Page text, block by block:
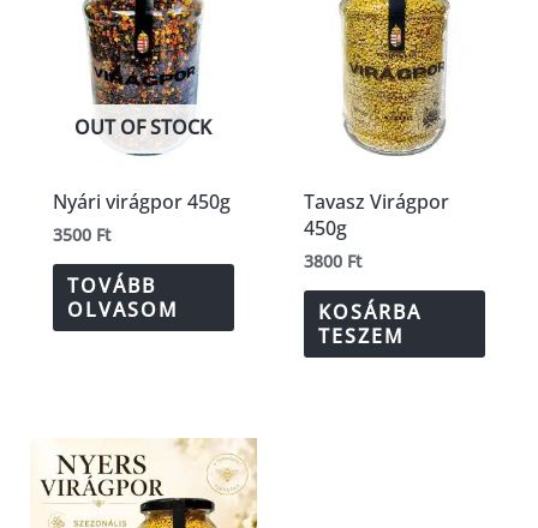
OUT OF STOCK
Nyári virágpor 450g
3500 Ft
TOVÁBB
OLVASOM
Tavasz Virágpor
450g
3800 Ft
KOSÁRBA
TESZEM